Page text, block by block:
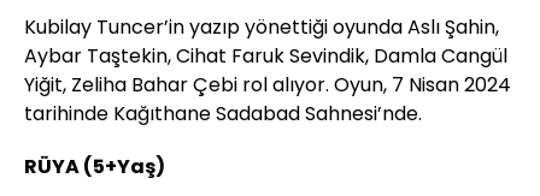
Kubilay Tuncer’in yazıp yönettiği oyunda Aslı Şahin,
Aybar Taştekin, Cihat Faruk Sevindik, Damla Cangül
Yiğit, Zeliha Bahar Çebi rol alıyor. Oyun, 7 Nisan 2024
tarihinde Kağıthane Sadabad Sahnesi’nde.
RÜYA (5+Yaş)